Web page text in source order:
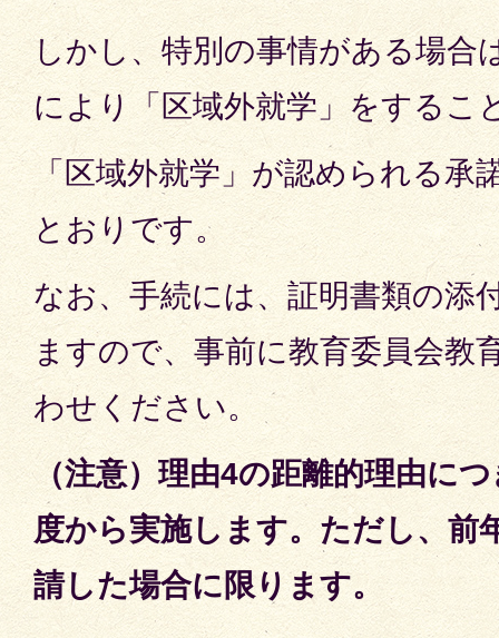
しかし、特別の事情がある場合
により「区域外就学」をするこ
「区域外就学」が認められる承
とおりです。
なお、手続には、証明書類の添
ますので、事前に教育委員会教
わせください。
（注意）理由4の距離的理由に
度から実施します。ただし、前
請した場合に限ります。